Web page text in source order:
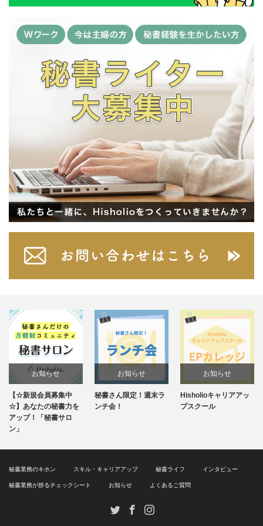
お知らせ
未分類
新規会員募集中
あなたの秘書力を
プ！「秘書サロ
」
お知らせ
秘書さん限定！週末ラ
ンチ会！
お知らせ
Hisholioキャリアアッ
プスクール
秘書業務のキホン スキル・キャリアアップ 秘書ライフ インタビュー
秘書業務が捗るチェックシート お知らせ よくあるご質問
TwitterFacebook